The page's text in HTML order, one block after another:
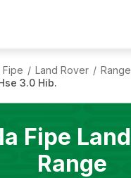
Fipe / Land Rover / Range
3.0 Hib.
Fipe
Range